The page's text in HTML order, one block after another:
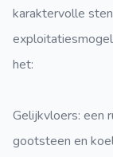
karaktervolle
het:
Gelijkvloers: een
gootsteen en